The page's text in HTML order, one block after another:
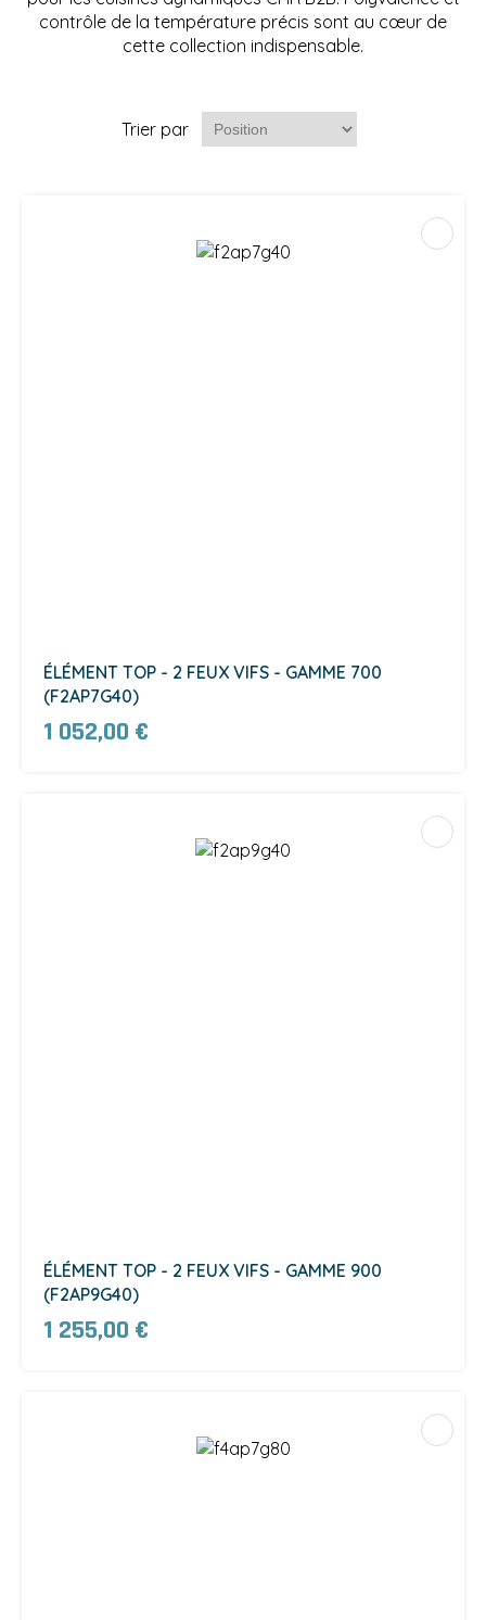
contrôle de la température précis sont au cœur de
cette collection indispensable.
Trier par
ÉLÉMENT TOP - 2 FEUX VIFS - GAMME 700
(F2AP7G40)
1 052,00 €
ÉLÉMENT TOP - 2 FEUX VIFS - GAMME 900
(F2AP9G40)
1 255,00 €